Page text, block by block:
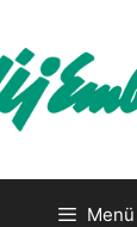
Menü